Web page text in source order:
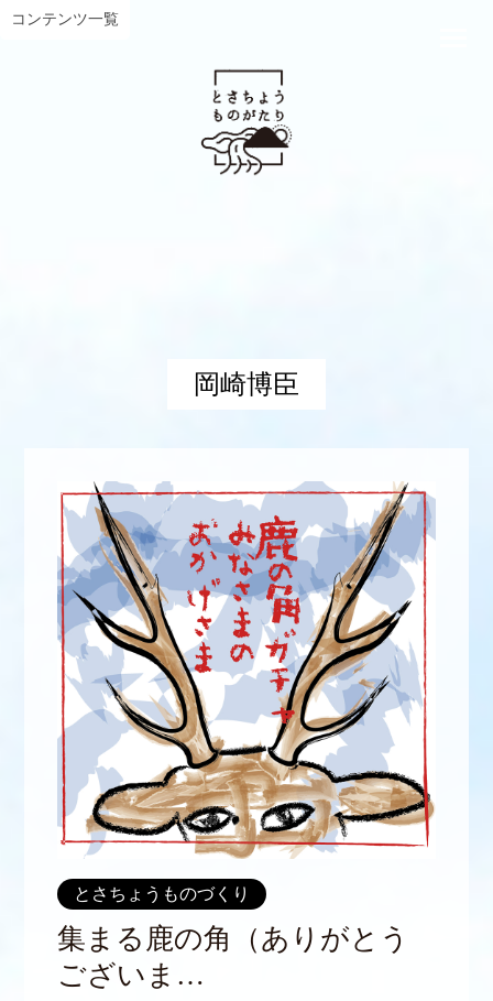
コンテンツ一覧
岡崎博臣
とさちょうものづくり
集まる鹿の角（ありがとう
ございま…